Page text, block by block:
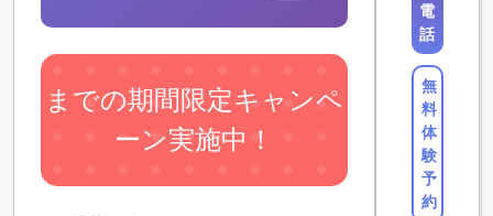
までの期間限定キャンペ
ーン実施中！
電
話
無
料
体
験
予
約